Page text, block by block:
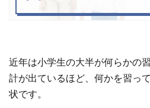
近年は小学生の大半が何らかの
計が出ているほど、何かを習っ
状です。